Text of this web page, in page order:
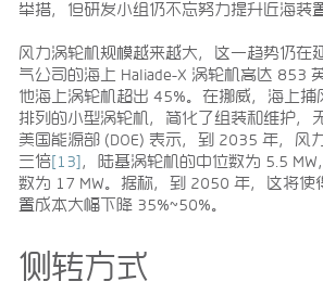
举措，但研发小组仍不忘努力提升近海装
风力涡轮机规模越来越大，这一趋势仍在
气公司的海上 Haliade-X 涡轮机高达 853
他海上涡轮机超出 45%。在挪威，海上捕
排列的小型涡轮机，简化了组装和维护，
美国能源部 (DOE) 表示，到 2035 年，风
三倍[13] ，陆基涡轮机的中位数为 5.5
数为 17 MW。据称，到 2050 年，这将使
置成本大幅下降 35%~50%。
侧转方式